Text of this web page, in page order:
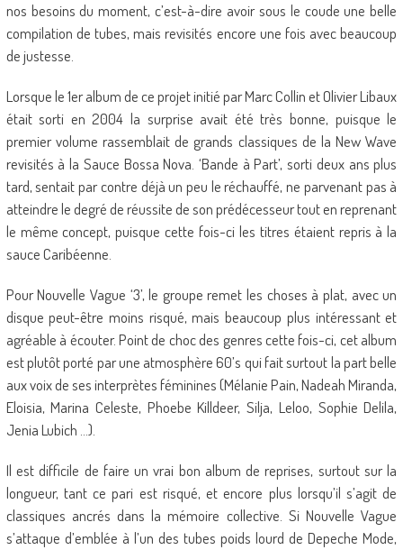
nos besoins du moment, c’est-à-dire avoir sous le coude une belle
compilation de tubes, mais revisités encore une fois avec beaucoup
de justesse.
Lorsque le 1er album de ce projet initié par Marc Collin et Olivier Libaux
était sorti en 2004 la surprise avait été très bonne, puisque le
premier volume rassemblait de grands classiques de la New Wave
revisités à la Sauce Bossa Nova. ‘Bande à Part’, sorti deux ans plus
tard, sentait par contre déjà un peu le réchauffé, ne parvenant pas à
atteindre le degré de réussite de son prédécesseur tout en reprenant
le même concept, puisque cette fois-ci les titres étaient repris à la
sauce Caribéenne.
Pour Nouvelle Vague ‘3’, le groupe remet les choses à plat, avec un
disque peut-être moins risqué, mais beaucoup plus intéressant et
agréable à écouter. Point de choc des genres cette fois-ci, cet album
est plutôt porté par une atmosphère 60’s qui fait surtout la part belle
aux voix de ses interprètes féminines (Mélanie Pain, Nadeah Miranda,
Eloisia, Marina Celeste, Phoebe Killdeer, Silja, Leloo, Sophie Delila,
Jenia Lubich …).
Il est difficile de faire un vrai bon album de reprises, surtout sur la
longueur, tant ce pari est risqué, et encore plus lorsqu’il s’agit de
classiques ancrés dans la mémoire collective. Si Nouvelle Vague
s’attaque d’emblée à l’un des tubes poids lourd de Depeche Mode,